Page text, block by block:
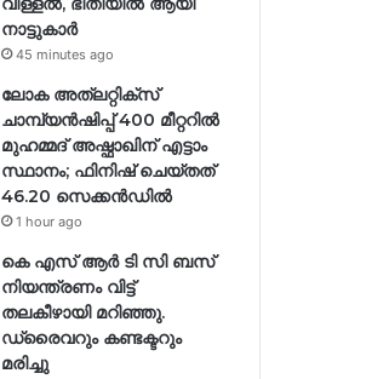
നാട്ടുകാർ
45 minutes ago
ലോക അത്‌ലറ്റിക്‌സ്
ചാമ്പ്യൻഷിപ്പ് 400 മീറ്ററിൽ
മുഹമ്മദ് അഷ്ഫാഖിന് എട്ടാം
സ്ഥാനം; ഫിനിഷ് ചെയ്തത്
46.20 സെക്കൻഡിൽ
1 hour ago
കെ എസ് ആർ ടി സി ബസ്
നിയന്ത്രണം വിട്ട്
തലകീഴായി മറിഞ്ഞു.
ഡ്രൈവറും കണ്ടക്ടറും
മരിച്ചു